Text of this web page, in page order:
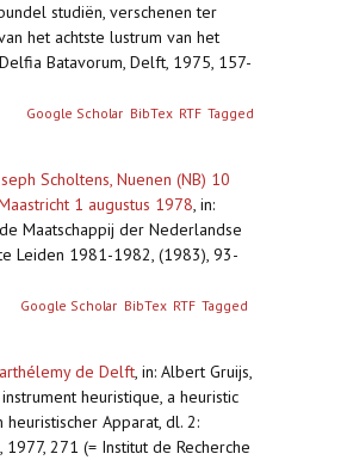
studiën, verschenen ter
het achtste lustrum van het
Batavorum, Delft, 1975, 157-
Google Scholar BibTex RTF Tagged
Scholtens, Nuenen (NB) 10
1 augustus 1978, in:
Maatschappij der Nederlandse
Leiden 1981-1982, (1983), 93-
Google Scholar BibTex RTF Tagged
de Delft, in: Albert Gruijs,
instrument heuristique, a heuristic
heuristischer Apparat, dl. 2:
1977, 271 (= Institut de Recherche